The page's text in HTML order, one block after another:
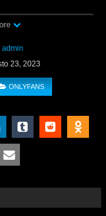
admin
23, 2023
ONLYFANS